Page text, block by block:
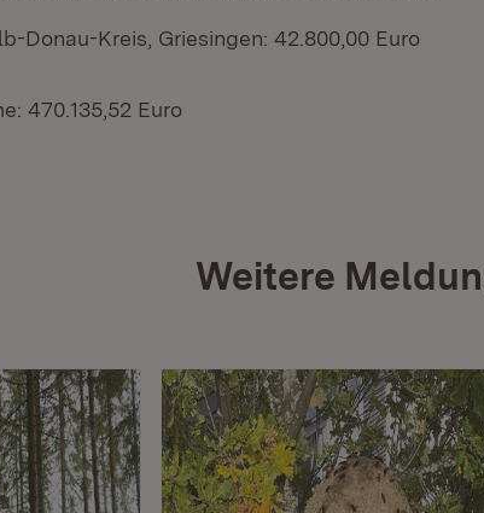
Donau-Kreis, Griesingen: 42.800,00 Euro
470.135,52 Euro
Weitere